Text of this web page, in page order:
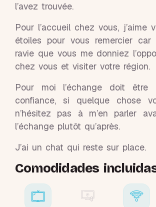
l’avez trouvée.
Pour l’accueil chez vous, j’aime
étoiles pour vous remercier
ravie que vous me donniez
chez vous et visiter votre région.
Pour moi l’échange doit
confiance, si quelque chose
n’hésitez pas à m’en parler
l’échange plutôt qu’après.
J’ai un chat qui reste sur place.
Comodidades